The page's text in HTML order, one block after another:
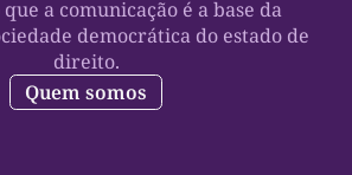
a comunicação é a base da
democrática do estado de
direito.
Quem somos